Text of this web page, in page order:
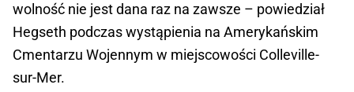
wolność nie jest dana raz na zawsze – powiedział
Hegseth podczas wystąpienia na Amerykańskim
Cmentarzu Wojennym w miejscowości Colleville-
sur-Mer.